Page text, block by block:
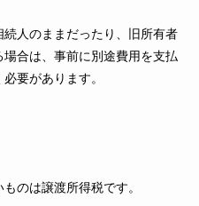
人のままだったり、旧所有者
合は、事前に別途費用を支払
要があります。
のは譲渡所得税です。